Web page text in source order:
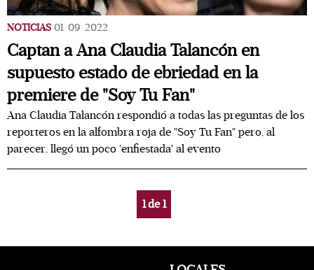
NOTICIAS 01/09/2022
Captan a Ana Claudia Talancón en
supuesto estado de ebriedad en la
premiere de "Soy Tu Fan"
Ana Claudia Talancón respondió a todas las preguntas de los
reporteros en la alfombra roja de "Soy Tu Fan" pero, al
parecer, llegó un poco 'enfiestada' al evento
1de1